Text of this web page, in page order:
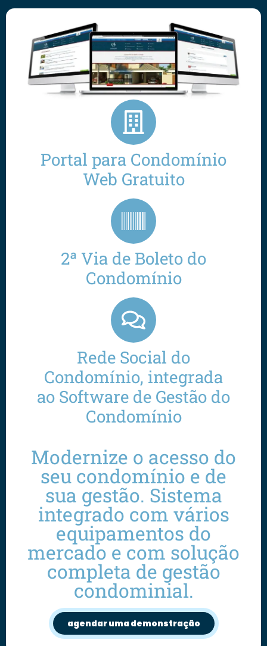
Portal para Condomínio
Web Gratuito
2ª Via de Boleto do
Condomínio
Rede Social do
Condomínio, integrada
ao Software de Gestão do
Condomínio
Modernize o acesso do
seu condomínio e de
sua gestão. Sistema
integrado com vários
equipamentos do
mercado e com solução
completa de gestão
condominial.
agendar uma demonstração